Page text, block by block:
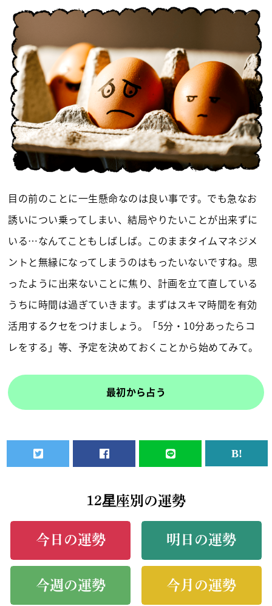
目の前のことに一生懸命なのは良い事です。でも急なお
誘いについ乗ってしまい、結局やりたいことが出来ずに
いる…なんてこともしばしば。このままタイムマネジメ
ントと無縁になってしまうのはもったいないですね。思
ったように出来ないことに焦り、計画を立て直している
うちに時間は過ぎていきます。まずはスキマ時間を有効
活用するクセをつけましょう。「5分・10分あったらコ
レをする」等、予定を決めておくことから始めてみて。
最初から占う
12星座別の運勢
今日の運勢 明日の運勢
今週の運勢 今月の運勢